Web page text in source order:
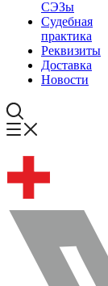
СЭЗы
Судебная
практика
Реквизиты
Доставка
Новости